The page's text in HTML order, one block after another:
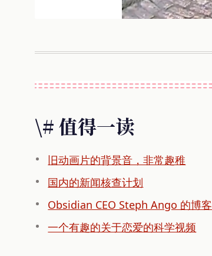
\# 值得一读
旧动画片的背景音，非常趣稚
国内的新闻核查计划
Obsidian CEO Steph Ango 的博客
一个有趣的关于恋爱的科学视频